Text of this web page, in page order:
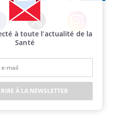
Twitter Instagram
à toute l’actualité de la
Santé
À LA NEWSLETTER